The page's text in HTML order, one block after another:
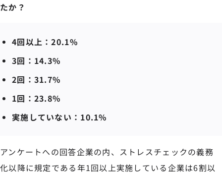
たか？
4回以上：20.1%
3回：14.3%
2回：31.7%
1回：23.8%
実施していない：10.1%
アンケートへの回答企業の内、ストレスチェックの義務
化以降に規定である年1回以上実施している企業は6割以